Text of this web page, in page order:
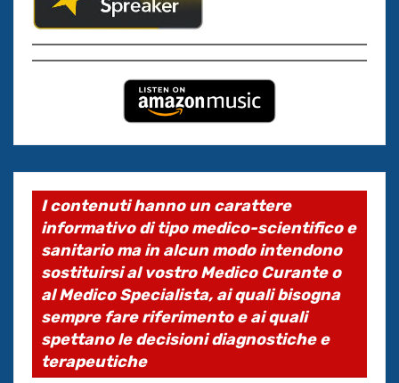
I contenuti hanno un carattere
informativo di tipo medico-scientifico e
sanitario ma in alcun modo intendono
sostituirsi al vostro Medico Curante o
al Medico Specialista, ai quali bisogna
sempre fare riferimento e ai quali
spettano le decisioni diagnostiche e
terapeutiche